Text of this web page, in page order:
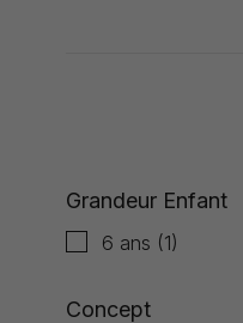
Grandeur Enfant
6 ans (1)
Concept